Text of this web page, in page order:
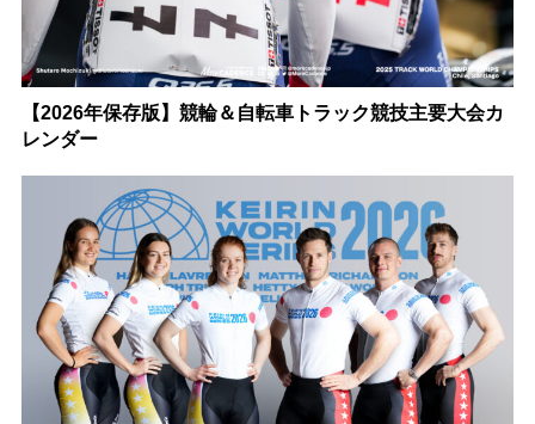
【2026年保存版】競輪＆自転車トラック競技主要大会カ
レンダー